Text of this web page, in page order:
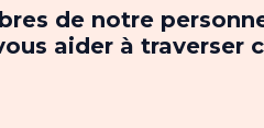
de notre
aider à traverser